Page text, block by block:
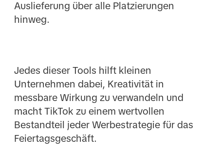
Auslieferung über alle Platzierungen
hinweg.
Jedes dieser Tools hilft kleinen
Unternehmen dabei, Kreativität in
messbare Wirkung zu verwandeln und
macht TikTok zu einem wertvollen
Bestandteil jeder Werbestrategie für das
Feiertagsgeschäft.